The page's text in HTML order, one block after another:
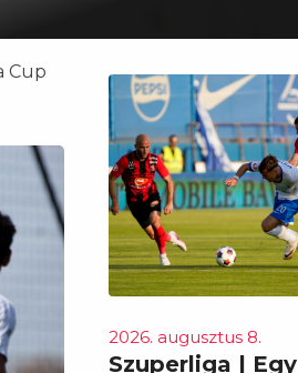
Cup
2026. augusztus 8.
Szuperliga | Egy